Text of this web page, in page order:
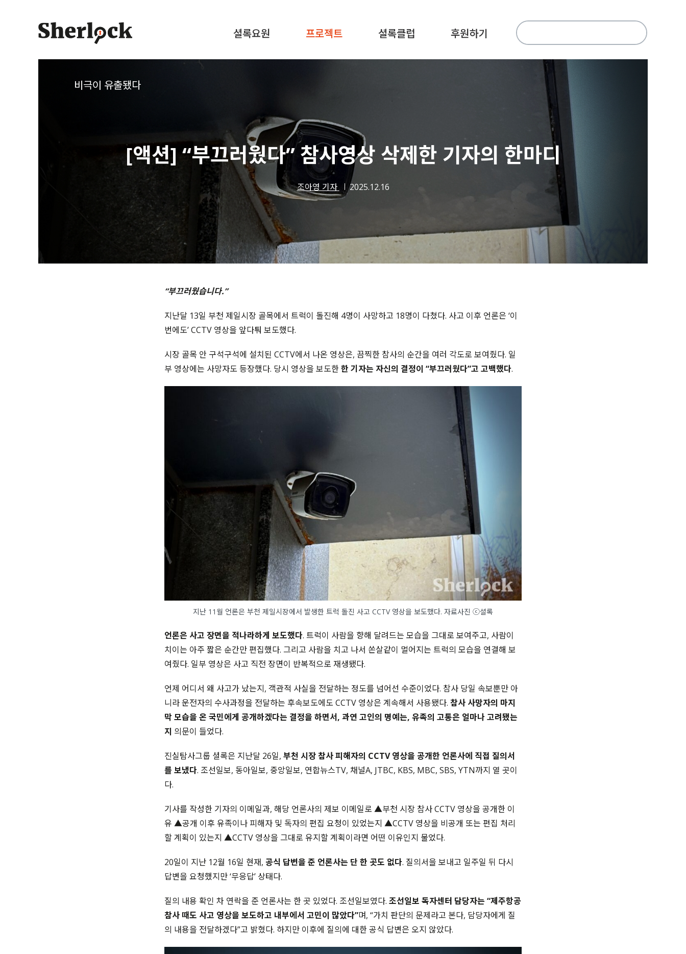
셜록요원 프로젝트 셜록클럽 후원하기
검
색:
비극이 유출됐다
[액션] “부끄러웠다” 참사영상 삭제한 기자의 한마디
조아영 기자 2025.12.16
“부끄러웠습니다.”
지난달 13일 부천 제일시장 골목에서 트럭이 돌진해 4명이 사망하고 18명이 다쳤다. 사고 이후 언론은 ‘이
번에도’ CCTV 영상을 앞다퉈 보도했다.
시장 골목 안 구석구석에 설치된 CCTV에서 나온 영상은, 끔찍한 참사의 순간을 여러 각도로 보여줬다. 일
부 영상에는 사망자도 등장했다. 당시 영상을 보도한한 기자는 자신의 결정이 “부끄러웠다”고 고백했다.
지난 11월 언론은 부천 제일시장에서 발생한 트럭 돌진 사고 CCTV 영상을 보도했다. 자료사진 ⓒ셜록
언론은 사고 장면을 적나라하게 보도했다. 트럭이 사람을 향해 달려드는 모습을 그대로 보여주고, 사람이
치이는 아주 짧은 순간만 편집했다. 그리고 사람을 치고 나서 쏜살같이 멀어지는 트럭의 모습을 연결해 보
여줬다. 일부 영상은 사고 직전 장면이 반복적으로 재생됐다.
언제 어디서 왜 사고가 났는지, 객관적 사실을 전달하는 정도를 넘어선 수준이었다. 참사 당일 속보뿐만 아
니라 운전자의 수사과정을 전달하는 후속보도에도 CCTV 영상은 계속해서 사용됐다. 참사 사망자의 마지
막 모습을 온 국민에게 공개하겠다는 결정을 하면서, 과연 고인의 명예는, 유족의 고통은 얼마나 고려됐는
지 의문이 들었다.
진실탐사그룹 셜록은 지난달 26일, 부천 시장 참사 피해자의 CCTV 영상을 공개한 언론사에 직접 질의서
를 보냈다. 조선일보, 동아일보, 중앙일보, 연합뉴스TV, 채널A, JTBC, KBS, MBC, SBS, YTN까지 열 곳이
다.
기사를 작성한 기자의 이메일과, 해당 언론사의 제보 이메일로 ▲부천 시장 참사 CCTV 영상을 공개한 이
유 ▲공개 이후 유족이나 피해자 및 독자의 편집 요청이 있었는지 ▲CCTV 영상을 비공개 또는 편집 처리
할 계획이 있는지 ▲CCTV 영상을 그대로 유지할 계획이라면 어떤 이유인지 물었다.
20일이 지난 12월 16일 현재, 공식 답변을 준 언론사는 단 한 곳도 없다. 질의서을 보내고 일주일 뒤 다시
답변을 요청했지만 ‘무응답’ 상태다.
질의 내용 확인 차 연락을 준 언론사는 한 곳 있었다. 조선일보였다. 조선일보 독자센터 담당자는 “제주항공
참사 때도 사고 영상을 보도하고 내부에서 고민이 많았다”며, “가치 판단의 문제라고 본다, 담당자에게 질
의 내용을 전달하겠다”고 밝혔다. 하지만 이후에 질의에 대한 공식 답변은 오지 않았다.